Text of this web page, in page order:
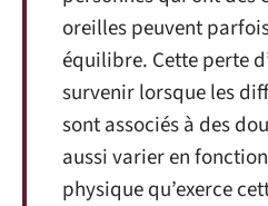
oreilles peuvent
équilibre. Cette perte
survenir lorsque les
sont associés à des
aussi varier en
physique qu’exerce